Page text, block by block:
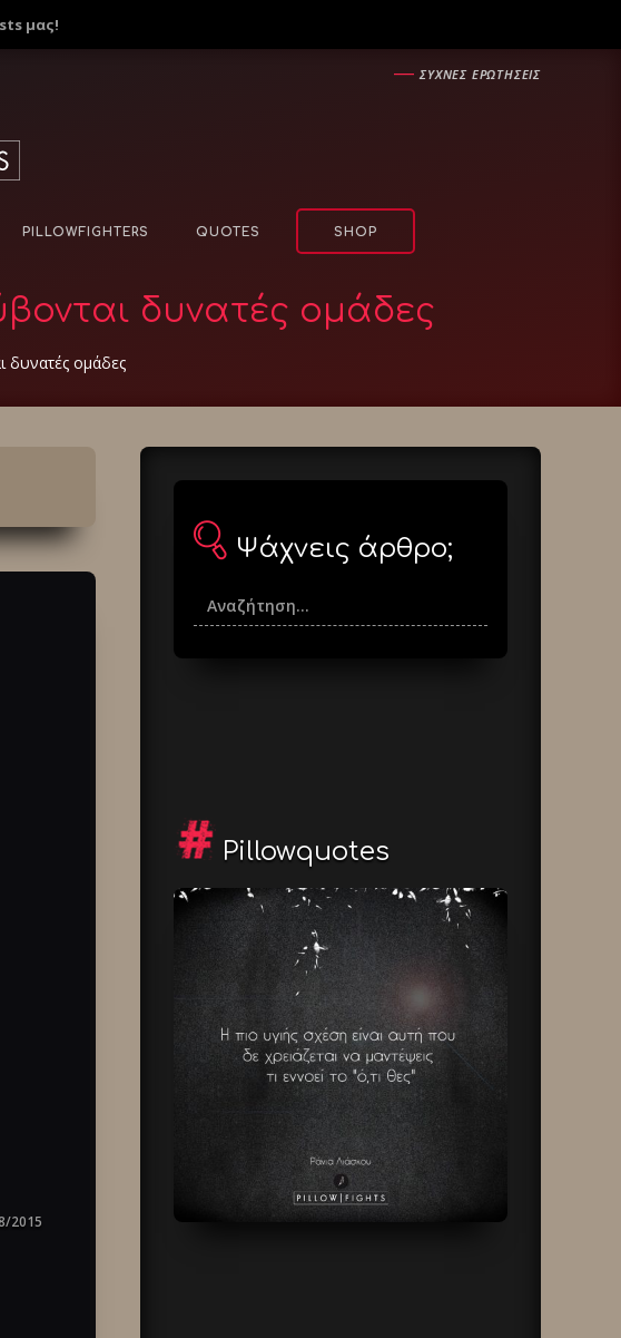
μας!
―ΣΥΧΝΕΣ ΕΡΩΤΗΣΕΙΣ
PILLOWFIGHTERS QUOTES SHOP
δυνατές ομάδες
δυνατές ομάδες
2015
Ψάχνεις άρθρο;
Pillowquotes